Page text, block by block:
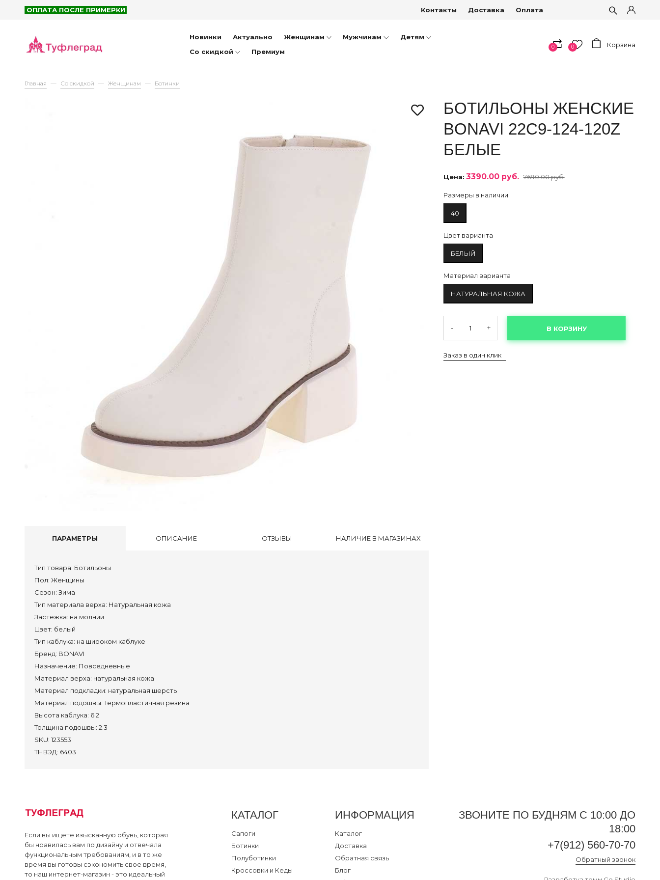
ОПЛАТА ПОСЛЕ ПРИМЕРКИ Контакты Доставка Оплата
Новинки Актуально Женщинам Мужчинам
Детям
Со скидкой
Премиум
0 0 Корзина
Главная Со скидкой Женщинам Ботинки
ПАРАМЕТРЫ ОПИСАНИЕ ОТЗЫВЫ НАЛИЧИЕ В МАГАЗИНАХ
Тип товара: Ботильоны
Пол: Женщины
Сезон: Зима
Тип материала верха: Натуральная кожа
Застежка: на молнии
Цвет: белый
Тип каблука: на широком каблуке
Бренд: BONAVI
Назначение: Повседневные
Материал верха: натуральная кожа
Материал подкладки: натуральная шерсть
Материал подошвы: Термопластичная резина
Высота каблука: 6.2
Толщина подошвы: 2.3
SKU: 123553
ТНВЭД: 6403
БОТИЛЬОНЫ ЖЕНСКИЕ
BONAVI 22C9-124-120Z
БЕЛЫЕ
Цена: 3390.00 руб. 7690.00 руб.
Размеры в наличии
40
Цвет варианта
БЕЛЫЙ
Материал варианта
НАТУРАЛЬНАЯ КОЖА
- + В КОРЗИНУ
Заказ в один клик
Если вы ищете изысканную обувь, которая
бы нравилась вам по дизайну и отвечала
функциональным требованиям, и в то же
время вы готовы сэкономить свое время,
то наш интернет-магазин - это идеальный
КАТАЛОГ
Сапоги
Ботинки
Полуботинки
Кроссовки и Кеды
ИНФОРМАЦИЯ
Каталог
Доставка
Обратная связь
Блог
ЗВОНИТЕ ПО БУДНЯМ С 10:00 ДО
18:00
+7(912) 560-70-70
Обратный звонок
Полуботинки
Ботинки
Полуботинки
Кроссовки и Кеды
Тапочки
Ботинки
Полуботинки
Босоножки
Личный кабинет
+7(912) 560-70-70
Обратный звонок